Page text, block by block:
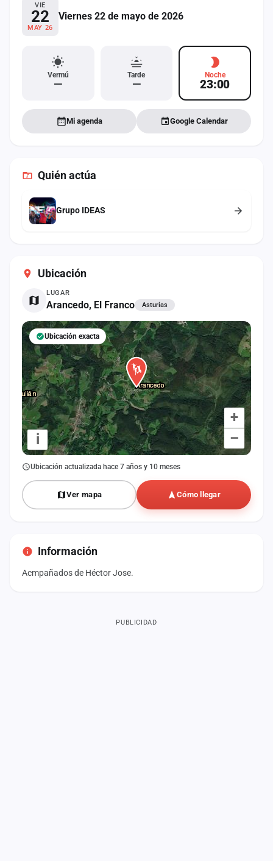
Ubicación
LUGAR
Arancedo, El Franco Asturias
+
–
i
Ubicación exacta
Ubicación actualizada hace 7 años y 10 meses
Ver mapa Cómo llegar
Información
Acmpañados de Héctor Jose.
VIE
22
MAY 26
Viernes 22 de mayo de 2026
Vermú
—
Tarde
—
Noche
23:00
Mi agenda Google Calendar
Quién actúa
Grupo IDEAS
PUBLICIDAD
Contacto